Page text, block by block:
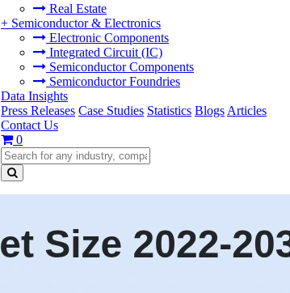
Real Estate
+ Semiconductor & Electronics
Electronic Components
Integrated Circuit (IC)
Semiconductor Components
Semiconductor Foundries
Data Insights
Press Releases Case Studies Statistics Blogs Articles
Contact Us
0